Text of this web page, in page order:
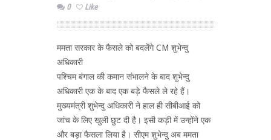
0
Like
ममता सरकार के फैसले को बदलेंगे CM शुभेन्दु
अधिकारी
पश्चिम बंगाल की कमान संभालने के बाद शुभेन्दु
अधिकारी एक के बाद एक बड़े फैसले ले रहे हैं।
मुख्यमंत्री शुभेन्दु अधिकारी ने हाल ही सीबीआई को
जांच के लिए खुली छुट दी है। इसी कड़ी में उन्होंने एक
और बड़ा फैसला लिया है। सीएम शुभेन्दु अब ममता